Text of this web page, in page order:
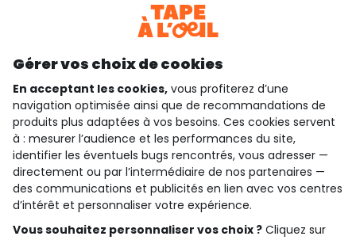
Téléchargez notre application
Découvrir notre application
qui sommes-nous ?
besoin d'aide ?
le club fidélité
notre catalogue
Gérer vos choix de cookies
En acceptant les cookies, vous profiterez d’une
navigation optimisée ainsi que de recommandations de
produits plus adaptées à vos besoins. Ces cookies servent
à : mesurer l’audience et les performances du site,
identifier les éventuels bugs rencontrés, vous adresser —
directement ou par l’intermédiaire de nos partenaires —
des communications et publicités en lien avec vos centres
d’intérêt et personnaliser votre expérience.
Vous souhaitez personnaliser vos choix ? Cliquez sur